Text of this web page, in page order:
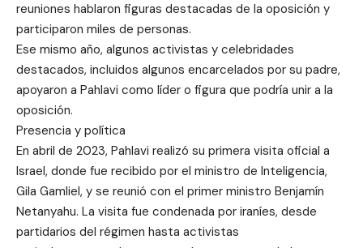
reuniones hablaron figuras destacadas de la oposición y
participaron miles de personas.
Ese mismo año, algunos activistas y celebridades
destacados, incluidos algunos encarcelados por su padre,
apoyaron a Pahlavi como líder o figura que podría unir a la
oposición.
Presencia y política
En abril de 2023, Pahlavi realizó su primera visita oficial a
Israel, donde fue recibido por el ministro de Inteligencia,
Gila Gamliel, y se reunió con el primer ministro Benjamín
Netanyahu. La visita fue condenada por iraníes, desde
partidarios del régimen hasta activistas